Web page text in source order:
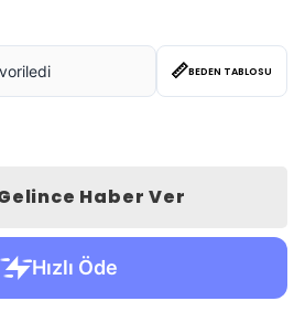
📏BEDEN TABLOSU
Haber Ver